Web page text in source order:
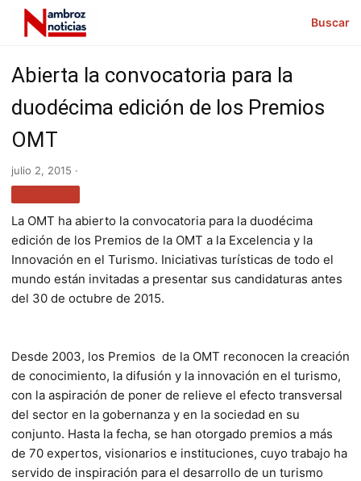
Buscar
Abierta la convocatoria para la
duodécima edición de los Premios
OMT
julio 2, 2015 ·
La OMT ha abierto la convocatoria para la duodécima
edición de los Premios de la OMT a la Excelencia y la
Innovación en el Turismo. Iniciativas turísticas de todo el
mundo están invitadas a presentar sus candidaturas antes
del 30 de octubre de 2015.
Desde 2003, los Premios de la OMT reconocen la creación
de conocimiento, la difusión y la innovación en el turismo,
con la aspiración de poner de relieve el efecto transversal
del sector en la gobernanza y en la sociedad en su
conjunto. Hasta la fecha, se han otorgado premios a más
de 70 expertos, visionarios e instituciones, cuyo trabajo ha
servido de inspiración para el desarrollo de un turismo